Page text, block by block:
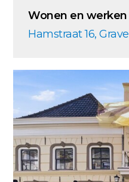
Wonen en werken
Hamstraat 16, Grave